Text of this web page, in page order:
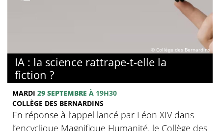
© Collège des Bernardins
IA : la science rattrape-t-elle la
fiction ?
MARDI 29 SEPTEMBRE À 19H30
COLLÈGE DES BERNARDINS
En réponse à l’appel lancé par Léon XIV dans
l’encyclique Magnifique Humanité, le Collège des